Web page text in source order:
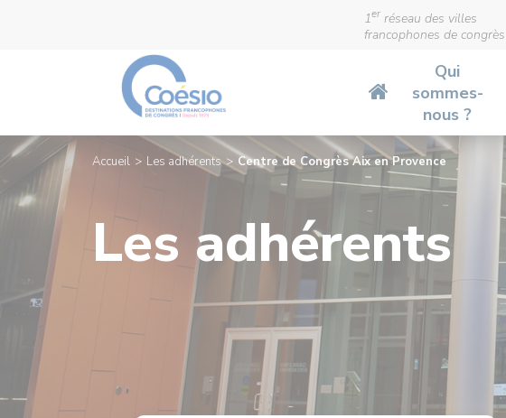
1er réseau des villes
francophones de congrès
Qui
sommes-
nous ?
Accueil Les adhérents Centre de Congrès Aix en Provence
Les adhérents